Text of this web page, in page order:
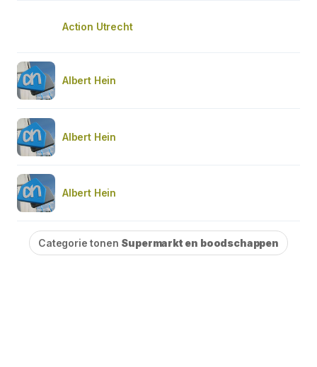
Action Utrecht
Albert Hein
Albert Hein
Albert Hein
Categorie tonen Supermarkt en boodschappen